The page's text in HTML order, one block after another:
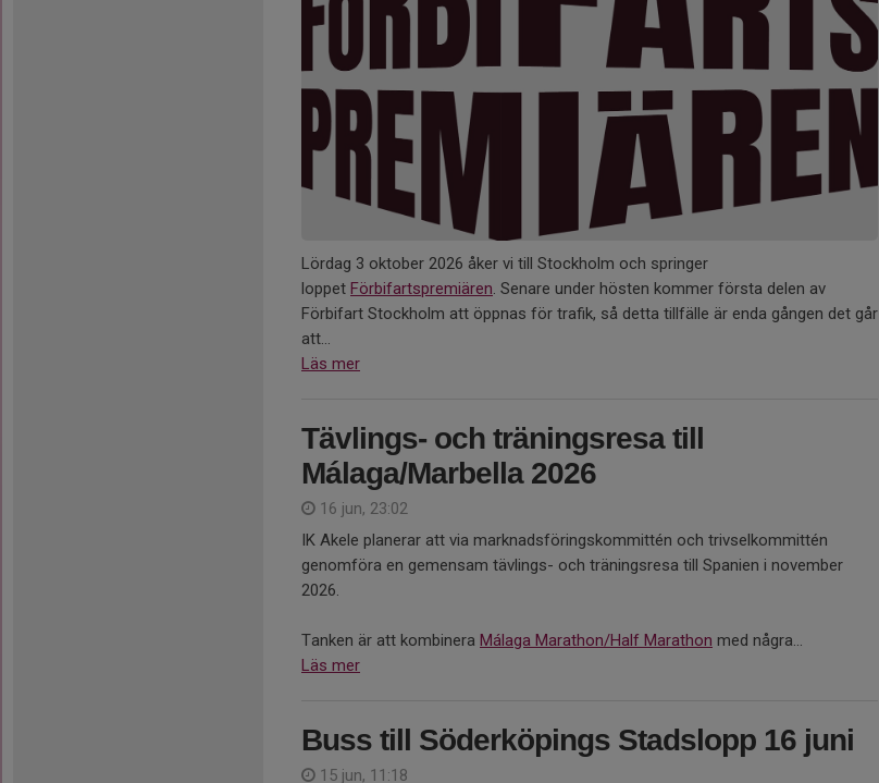
Lördag 3 oktober 2026 åker vi till Stockholm och springer
loppet Förbifartspremiären. Senare under hösten kommer första delen av
Förbifart Stockholm att öppnas för trafik, så detta tillfälle är enda gången det går
att...
Läs mer
Tävlings- och träningsresa till
Málaga/Marbella 2026
16 jun, 23:02
IK Akele planerar att via marknadsföringskommittén och trivselkommittén
genomföra en gemensam tävlings- och träningsresa till Spanien i november
2026.
Tanken är att kombinera Málaga Marathon/Half Marathon med några...
Läs mer
Buss till Söderköpings Stadslopp 16 juni
15 jun, 11:18